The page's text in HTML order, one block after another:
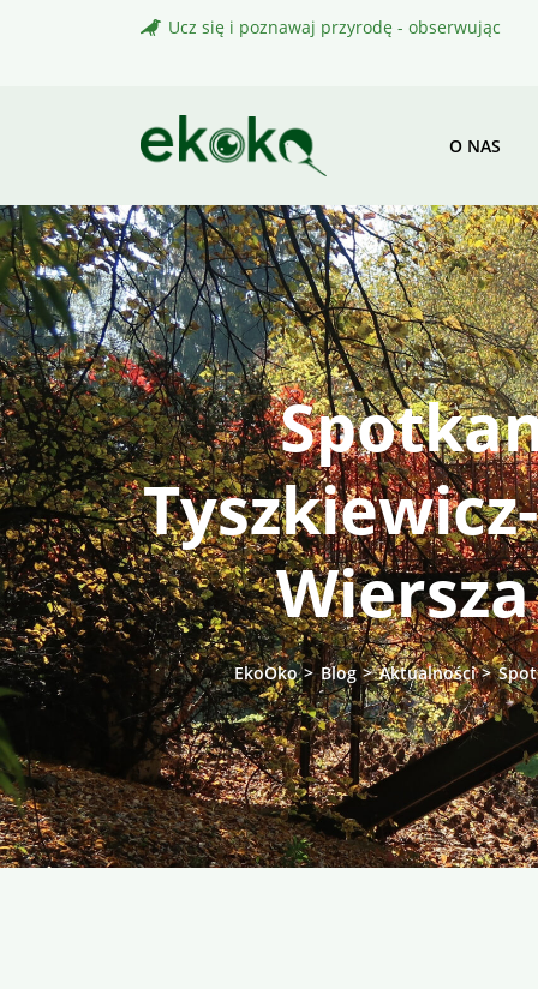
Ucz się i poznawaj przyrodę - obserwując
O NAS
EkoOko>Blog>Aktualności>